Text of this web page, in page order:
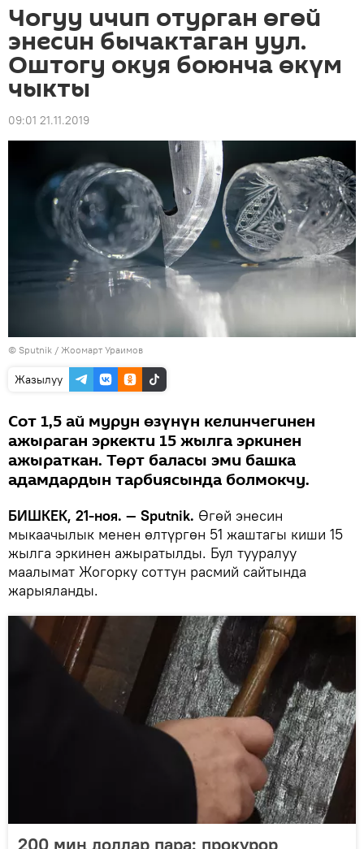
Чогуу ичип отурган өгөй
энесин бычактаган уул.
Оштогу окуя боюнча өкүм
чыкты
09:01 21.11.2019
© Sputnik / Жоомарт Ураимов
Жазылуу
Сот 1,5 ай мурун өзүнүн келинчегинен
ажыраган эркекти 15 жылга эркинен
ажыраткан. Төрт баласы эми башка
адамдардын тарбиясында болмокчу.
БИШКЕК, 21-ноя. — Sputnik. Өгөй энесин
мыкаачылык менен өлтүргөн 51 жаштагы киши 15
жылга эркинен ажыратылды. Бул тууралуу
маалымат Жогорку соттун расмий сайтында
жарыяланды.
200 миң доллар пара: прокурор